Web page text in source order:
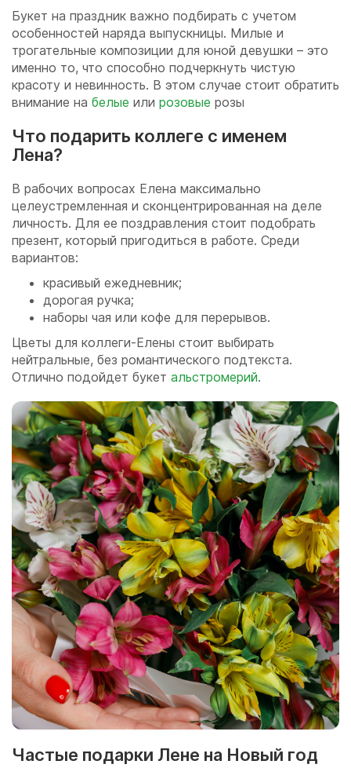
Букет на праздник важно подбирать с учетом
особенностей наряда выпускницы. Милые и
трогательные композиции для юной девушки – это
именно то, что способно подчеркнуть чистую
красоту и невинность. В этом случае стоит обратить
внимание на белые или розовые розы
Что подарить коллеге с именем
Лена?
В рабочих вопросах Елена максимально
целеустремленная и сконцентрированная на деле
личность. Для ее поздравления стоит подобрать
презент, который пригодиться в работе. Среди
вариантов:
красивый ежедневник;
дорогая ручка;
наборы чая или кофе для перерывов.
Цветы для коллеги-Елены стоит выбирать
нейтральные, без романтического подтекста.
Отлично подойдет букет альстромерий.
Частые подарки Лене на Новый год